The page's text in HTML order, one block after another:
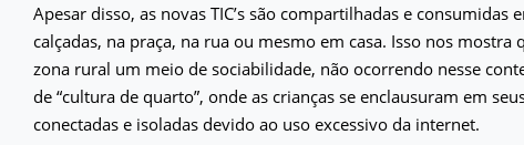
Apesar disso, as novas TIC’s são compartilhadas e consumidas
calçadas, na praça, na rua ou mesmo em casa. Isso nos mostra
zona rural um meio de sociabilidade, não ocorrendo nesse
de “cultura de quarto”, onde as crianças se enclausuram em
conectadas e isoladas devido ao uso excessivo da internet.